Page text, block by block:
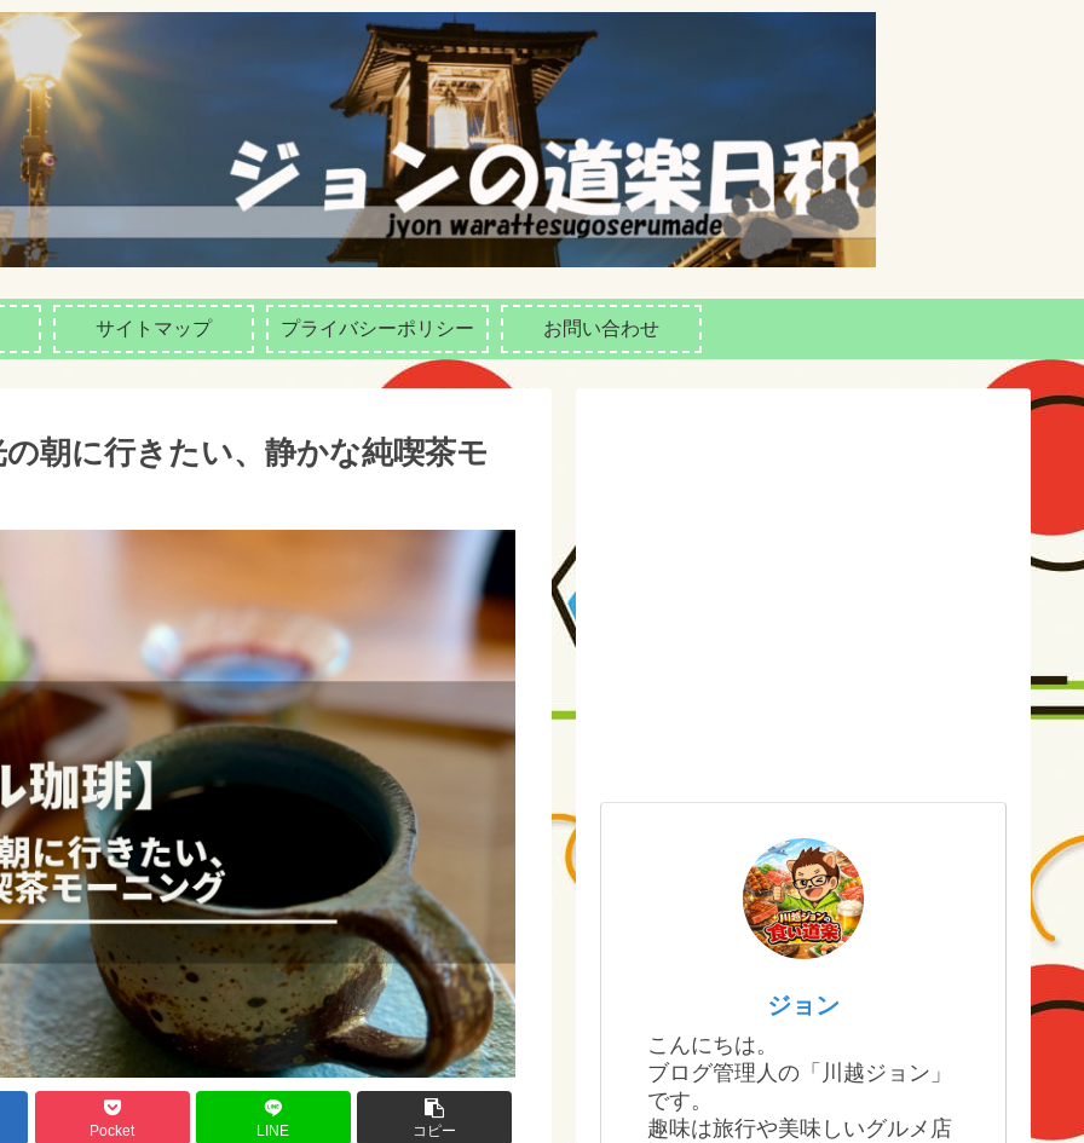
サイトマップ プライバシーポリシー お問い合わせ
朝に行きたい、静かな純喫茶モ
Pocket LINE コピー
ジョン
こんにちは。
ブログ管理人の「川越ジョン」
です。
趣味は旅行や美味しいグルメ店